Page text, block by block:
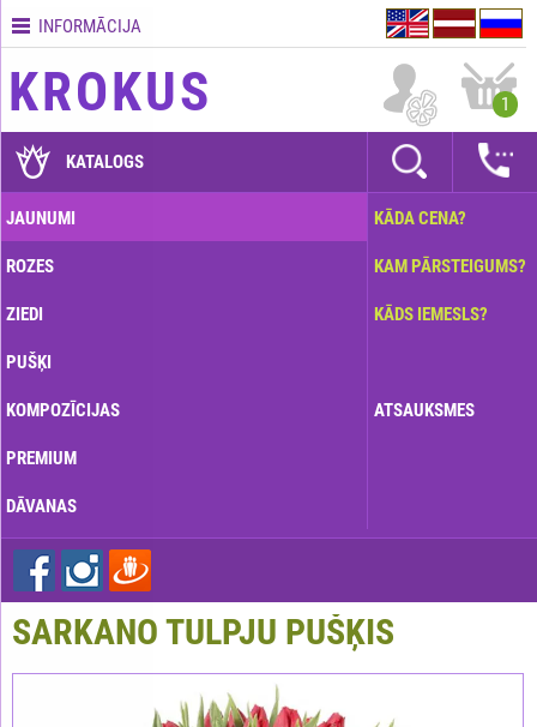
Kontakti
Piegādes
GARANTIJAS
Kā
apmaksāt?
Kā
pasūtījumu?
INFORMĀCIJA
KROKUS 1
KATALOGS
JAUNUMI
ROZES
ZIEDI
PUŠĶI
KOMPOZĪCIJAS
PREMIUM
DĀVANAS
KĀDA CENA?
KAM PĀRSTEIGUMS?
KĀDS IEMESLS?
ATSAUKSMES
SARKANO TULPJU PUŠĶIS